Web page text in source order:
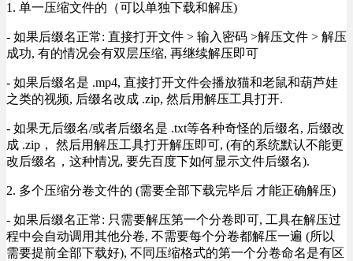
1. 单一压缩文件的（可以单独下载和解压)
- 如果后缀名正常: 直接打开文件 > 输入密码 >解压文件 > 解压
成功, 有的情况会有双层压缩, 再继续解压即可
- 如果后缀名是 .mp4, 直接打开文件会播放猫和老鼠和葫芦娃
之类的视频, 后缀名改成 .zip, 然后用解压工具打开.
- 如果无后缀名/或者后缀名是 .txt等各种奇怪的后缀名, 后缀改
成 .zip， 然后用解压工具打开解压即可, (有的系统默认不能更
改后缀名，这种情况, 要先百度下如何显示文件后缀名).
2. 多个压缩分卷文件的 (需要全部下载完毕后 才能正确解压)
- 如果后缀名正常: 只需要解压第一个分卷即可, 工具在解压过
程中会自动调用其他分卷, 不需要每个分卷都解压一遍 (所以
需要提前全部下载好), 不同压缩格式的第一个分卷命名是有区